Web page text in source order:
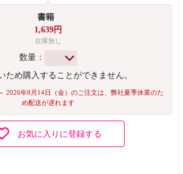
書籍
1,639円
在庫無し
数量：
ため購入することができません。
2026年8月14日（金）のご注文は、弊社夏季休業のた
め配送が遅れます
お気に入りに登録する